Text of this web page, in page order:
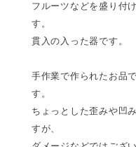
フルーツなどを盛り付
す。
貫入の入った器です。
手作業で作られたお品
す。
ちょっとした歪みや凹
すが、